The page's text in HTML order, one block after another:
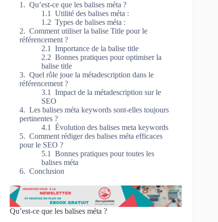
Qu’est-ce que les balises méta ?
Utilité des balises méta :
Types de balises méta :
Comment utiliser la balise Title pour le
référencement ?
Importance de la balise title
Bonnes pratiques pour optimiser la
balise title
Quel rôle joue la métadescription dans le
référencement ?
Impact de la métadescription sur le
SEO
Les balises méta keywords sont-elles toujours
pertinentes ?
Évolution des balises meta keywords
Comment rédiger des balises méta efficaces
pour le SEO ?
Bonnes pratiques pour toutes les
balises méta
Conclusion
Qu’est-ce que les balises méta ?